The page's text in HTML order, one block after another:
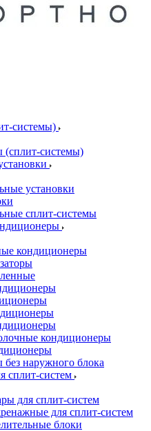
системы)
системы)
установки
сплит-системы
кондиционеры
кондиционеры
наружного блока
сплит-систем
для сплит-систем
для сплит-систем
блоки